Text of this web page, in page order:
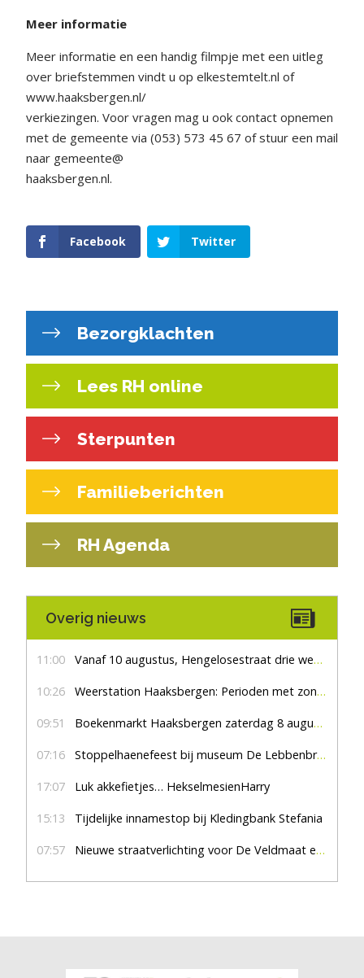
Meer informatie
Meer informatie en een handig filmpje met een uitleg
over briefstemmen vindt u op elkestemtelt.nl of
www.haaksbergen.nl/
verkiezingen. Voor vragen mag u ook contact opnemen
met de gemeente via (053) 573 45 67 of stuur een mail
naar gemeente@
haaksbergen.nl.
Facebook Twitter
Bezorgklachten
Lees RH online
Sterpunten
Familieberichten
RH Agenda
Overig nieuws
11:00 Vanaf 10 augustus, Hengelosestraat drie weken dicht voor doorgaand verkeer
10:26 Weerstation Haaksbergen: Perioden met zon en droog
09:51 Boekenmarkt Haaksbergen zaterdag 8 augustus, marktplein Haaksbergen
07:16 Stoppelhaenefeest bij museum De Lebbenbrugge
17:07 Luk akkefietjes… HekselmesienHarry
15:13 Tijdelijke innamestop bij Kledingbank Stefania
07:57 Nieuwe straatverlichting voor De Veldmaat en De Pas